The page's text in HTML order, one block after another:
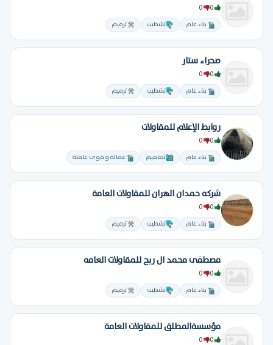
بناء عام تشطيب ترميم
صحراء ستار
بناء عام تشطيب ترميم
روابط الإعلام للمقاولات
بناء عام تصاميم عمالة و قوى عاملة
شركه حمدان الهران للمقاولات العامة
بناء عام تشطيب ترميم
مصطفى محمد ال ربح للمقاولات العامه
بناء عام تشطيب ترميم
مؤسسةالمطلق للمقاولات العامة